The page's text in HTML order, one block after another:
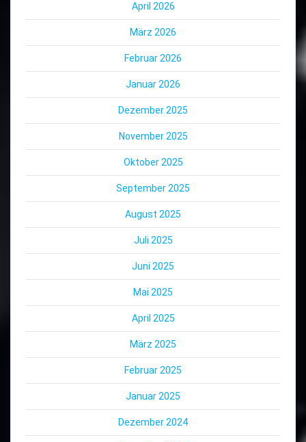
April 2026
März 2026
Februar 2026
Januar 2026
Dezember 2025
November 2025
Oktober 2025
September 2025
August 2025
Juli 2025
Juni 2025
Mai 2025
April 2025
März 2025
Februar 2025
Januar 2025
Dezember 2024